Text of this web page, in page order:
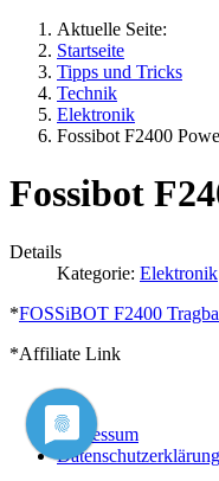
Aktuelle Seite:
Startseite
Tipps und Tricks
Technik
Elektronik
Fossibot F2400
Fossibot
Details
Kategorie: Elektronik
*FOSSiBOT F2400
*Affiliate Link
Impressum
Datenschutzerklärung